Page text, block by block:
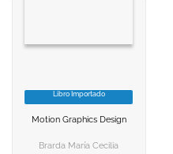
VER INFORMACION
Libro Importado
Motion Graphics Design
Brarda María Cecilia